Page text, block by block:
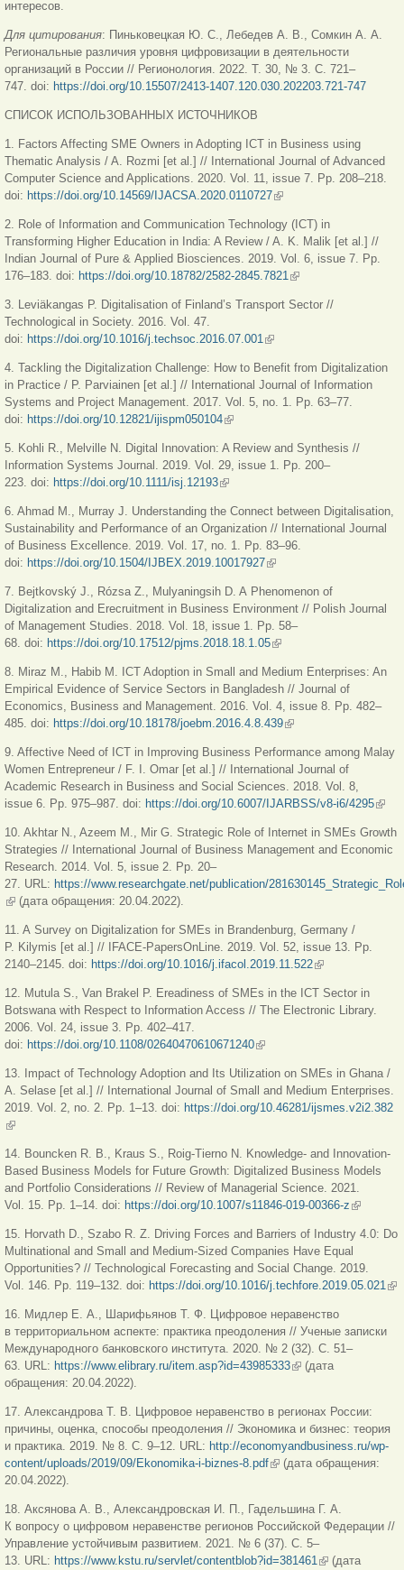
интересов.
Для цитирования: Пиньковецкая Ю. С., Лебедев А. В., Сомкин А. А.
Региональные различия уровня цифровизации в деятельности
организаций в России // Регионология. 2022. Т. 30, № 3. С. 721–
747. doi: https://doi.org/10.15507/2413-1407.120.030.202203.721-747
СПИСОК ИСПОЛЬЗОВАННЫХ ИСТОЧНИКОВ
1. Factors Affecting SME Owners in Adopting ICT in Business using
Thematic Analysis / A. Rozmi [et al.] // International Journal of Advanced
Computer Science and Applications. 2020. Vol. 11, issue 7. Рр. 208–218.
doi: https://doi.org/10.14569/IJACSA.2020.0110727(внешняя ссылка)
2. Role of Information and Communication Technology (ICT) in
Transforming Higher Education in India: A Review / A. K. Malik [et al.] //
Indian Journal of Pure & Applied Biosciences. 2019. Vol. 6, issue 7. Рр.
176–183. doi: https://doi.org/10.18782/2582-2845.7821(внешняя ссылка)
3. Leviäkangas P. Digitalisation of Finland’s Transport Sector //
Technological in Society. 2016. Vol. 47.
doi: https://doi.org/10.1016/j.techsoc.2016.07.001(внешняя ссылка)
4. Tackling the Digitalization Challenge: How to Benefit from Digitalization
in Practice / P. Parviainen [et al.] // International Journal of Information
Systems and Project Management. 2017. Vol. 5, no. 1. Рр. 63–77.
doi: https://doi.org/10.12821/ijispm050104(внешняя ссылка)
5. Kohli R., Melville N. Digital Innovation: A Review and Synthesis //
Information Systems Journal. 2019. Vol. 29, issue 1. Рр. 200–
223. doi: https://doi.org/10.1111/isj.12193(внешняя ссылка)
6. Ahmad M., Murray J. Understanding the Connect between Digitalisation,
Sustainability and Performance of an Organization // International Journal
of Business Excellence. 2019. Vol. 17, no. 1. Рр. 83–96.
doi: https://doi.org/10.1504/IJBEX.2019.10017927(внешняя ссылка)
7. Bejtkovský J., Rózsa Z., Mulyaningsih D. A Phenomenon of
Digitalization and Erecruitment in Business Environment // Polish Journal
of Management Studies. 2018. Vol. 18, issue 1. Рр. 58–
68. doi: https://doi.org/10.17512/pjms.2018.18.1.05(внешняя ссылка)
8. Miraz M., Habib M. ICT Adoption in Small and Medium Enterprises: An
Empirical Evidence of Service Sectors in Bangladesh // Journal of
Economics, Business and Management. 2016. Vol. 4, issue 8. Рр. 482–
485. doi: https://doi.org/10.18178/joebm.2016.4.8.439(внешняя ссылка)
9. Affective Need of ICT in Improving Business Performance among Malay
Women Entrepreneur / F. I. Omar [et al.] // International Journal of
Academic Research in Business and Social Sciences. 2018. Vol. 8,
issue 6. Pp. 975–987. doi: https://doi.org/10.6007/IJARBSS/v8-i6/4295
10. Akhtar N., Azeem M., Mir G. Strategic Role of Internet in SMEs Growth
Strategies // International Journal of Business Management and Economic
Research. 2014. Vol. 5, issue 2. Рр. 20–
27. URL: https://www.researchgate.net/publication/
(внешняя ссылка)
(дата обращения: 20.04.2022).
11. A Survey on Digitalization for SMEs in Brandenburg, Germany /
P. Kilymis [et al.] // IFACE-PapersOnLine. 2019. Vol. 52, issue 13. Рр.
2140–2145. doi: https://doi.org/10.1016/j.ifacol.2019.11.522(внешняя
12. Mutula S., Van Brakel P. E­readiness of SMEs in the ICT Sector in
Botswana with Respect to Information Access // The Electronic Library.
2006. Vol. 24, issue 3. Рр. 402­–417.
doi: https://doi.org/10.1108/02640470610671240(внешняя ссылка)
13. Impact of Technology Adoption and Its Utilization on SMEs in Ghana /
A. Selase [et al.] // International Journal of Small and Medium Enterprises.
2019. Vol. 2, no. 2. Pp. 1–13. doi: https://doi.org/10.46281/ijsmes.v2i2.382
(внешняя ссылка)
14. Bouncken R. B., Kraus S., Roig-Tierno N. Knowledge- and Innovation-
Based Business Models for Future Growth: Digitalized Business Models
and Portfolio Considerations // Review of Managerial Science. 2021.
Vol. 15. Рр. 1–14. doi: https://doi.org/10.1007/s11846-019-00366-z (внешняя
15. Horvath D., Szabo R. Z. Driving Forces and Barriers of Industry 4.0: Do
Multinational and Small and Medium-Sized Companies Have Equal
Opportunities? // Technological Forecasting and Social Change. 2019.
Vol. 146. Рр. 119–132. doi: https://doi.org/10.1016/j.techfore.2019.05.021
16. Мидлер Е. А., Шарифьянов Т. Ф. Цифровое неравенство
в территориальном аспекте: практика преодоления // Ученые записки
Международного банковского института. 2020. № 2 (32). С. 51–
63. URL: https://www.elibrary.ru/item.asp?id=43985333(внешняя ссылка)
(дата
обращения: 20.04.2022).
17. Александрова Т. В. Цифровое неравенство в регионах России:
причины, оценка, способы преодоления // Экономика и бизнес: теория
и практика. 2019. № 8. С. 9–12. URL: http://economyandbusiness.ru/wp-
content/uploads/2019/09/Ekonomika-i-biznes-8.pdf(внешняя ссылка)
(дата обращения:
20.04.2022).
18. Аксянова А. В., Александровская И. П., Гадельшина Г. А.
К вопросу о цифровом неравенстве регионов Российской Федерации //
Управление устойчивым развитием. 2021. № 6 (37). С. 5–
13. URL: https://www.kstu.ru/servlet/contentblob?id=381461(внешняя
(дата